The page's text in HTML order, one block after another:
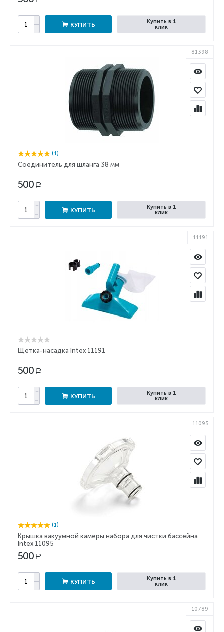
+
−
КУПИТЬ
Купить в 1
клик
81398
(1)
Соединитель для шланга 38 мм
500 Р
+
−
КУПИТЬ
Купить в 1
клик
11191
Щетка-насадка Intex 11191
500 Р
+
−
КУПИТЬ
Купить в 1
клик
11095
(1)
Крышка вакуумной камеры набора для чистки бассейна
Intex 11095
500 Р
+
−
КУПИТЬ
Купить в 1
клик
10789